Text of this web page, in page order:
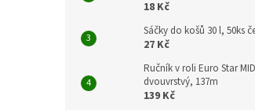
18 Kč
Sáčky do košů 30 l, 50ks
27 Kč
Ručník v roli Euro Star
dvouvrstvý, 137m
139 Kč